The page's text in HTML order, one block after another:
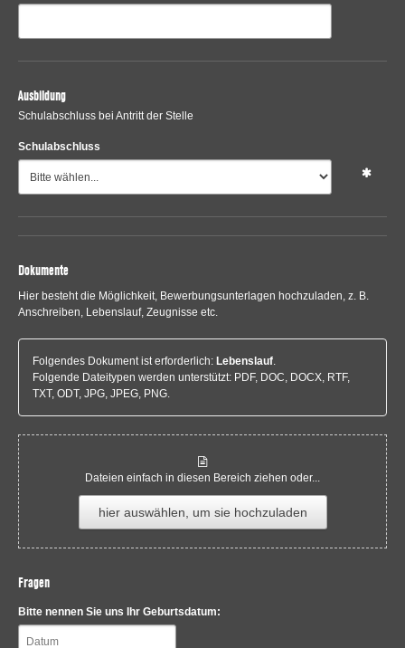
Ausbildung
Schulabschluss bei Antritt der Stelle
Schulabschluss
Dokumente
Hier besteht die Möglichkeit, Bewerbungsunterlagen hochzuladen, z. B.
Anschreiben, Lebenslauf, Zeugnisse etc.
Folgendes Dokument ist erforderlich: Lebenslauf.
Folgende Dateitypen werden unterstützt: PDF, DOC, DOCX, RTF,
TXT, ODT, JPG, JPEG, PNG.
Dateien einfach in diesen Bereich ziehen oder...
hier auswählen, um sie hochzuladen
Fragen
Bitte nennen Sie uns Ihr Geburtsdatum: